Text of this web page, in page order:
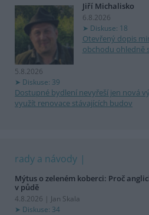
Jiří Michalisko
6.8.2026
Diskuse: 18
Otevřený dopis
obchodu ohledně
5.8.2026
Diskuse: 39
Dostupné bydlení nevyřeší jen nová
využít renovace stávajících budov
rady a návody
Mýtus o zeleném koberci: Proč
v půdě
4.8.2026 | Jan Skala
Diskuse: 34